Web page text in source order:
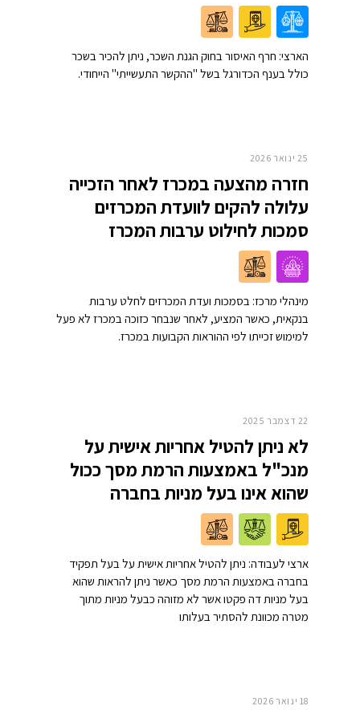
הארצי: חרף האיסור בחוק הגנת השכר, ניתן להכיר בשכר
כולל בענף הכדורגל בשל "ההקשר התעשייתי" הייחודי.
25 ינואר 2026
חזרה מהצעה במכרז לאחר הזכייה
עלולה להקים לוועדת המכרזים
סמכות לחילוט ערבות המכרז
מינהלי מרכז: בסמכות ועדת המכרזים לחלט ערבות
בנקאית, כאשר המציע, לאחר שנבחר כזוכה במכרז לא פעל
למימוש זכייתו לפי ההוראות הקבועות במכרז.
22 דצמבר 2025
לא ניתן להטיל אחריות אישית על
מנכ"ל באמצעות הרמת מסך ככול
שהוא אינו בעל מניות בחברה
ארצי לעבודה: ניתן להטיל אחריות אישית על בעל תפקיד
בחברה באמצעות הרמת מסך כאשר ניתן להראות שהוא
בעל מניות דה פקטו אשר לא מזוהה כבעל מניות מתוך
מטרה מכוונת להסתיר בעלותו
18 ינואר 2026